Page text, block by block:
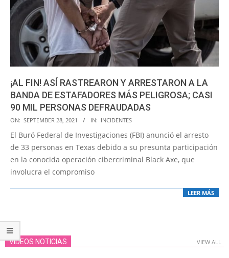
¡AL FIN! ASÍ RASTREARON Y ARRESTARON A LA
BANDA DE ESTAFADORES MÁS PELIGROSA; CASI
90 MIL PERSONAS DEFRAUDADAS
2021-
09-
28
ON: SEPTEMBER 28, 2021 IN: INCIDENTES
El Buró Federal de Investigaciones (FBI) anunció el arresto
de 33 personas en Texas debido a su presunta participación
en la conocida operación cibercriminal Black Axe, que
involucra el compromiso
LEER MÁS
VIDEOS NOTICIAS VIEW ALL